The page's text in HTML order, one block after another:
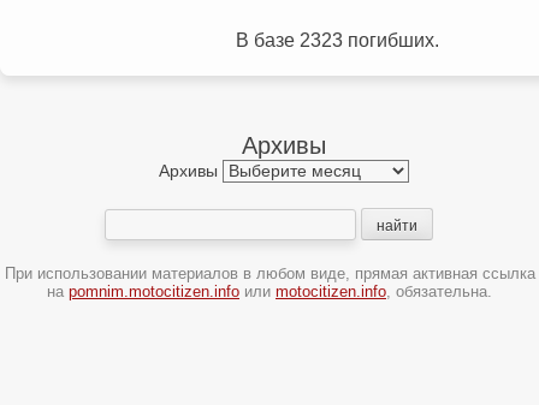
В базе 2323 погибших.
Архивы
Архивы
При использовании материалов в любом виде, прямая активная ссылка
на pomnim.motocitizen.info или motocitizen.info , обязательна.